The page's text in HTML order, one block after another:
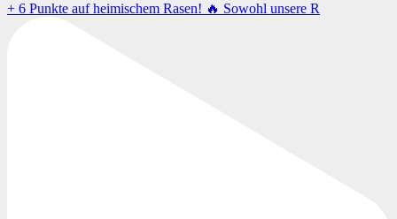
+ 6 Punkte auf heimischem Rasen! 🔥 Sowohl unsere R